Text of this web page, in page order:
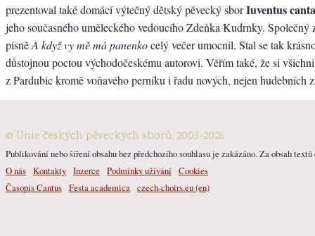
prezentoval také domácí výtečný dětský pěvecký sborIuventus
jeho současného uměleckého vedoucího Zdeňka Kudrnky. Společný
písněA když vy mě má panenkocelý večer umocnil. Stal se tak
důstojnou poctou východočeskému autorovi. Věřím také, že si
z Pardubic kromě voňavého perníku i řadu nových, nejen hudebních
© Unie českých pěveckých sborů, 2003-2026
Publikování nebo šíření obsahu bez předchozího souhlasu je zakázáno. Za obsah
O nás Kontakty Inzerce Podmínky užívání Cookies
Časopis Cantus Festa academica czech-choirs.eu (en)